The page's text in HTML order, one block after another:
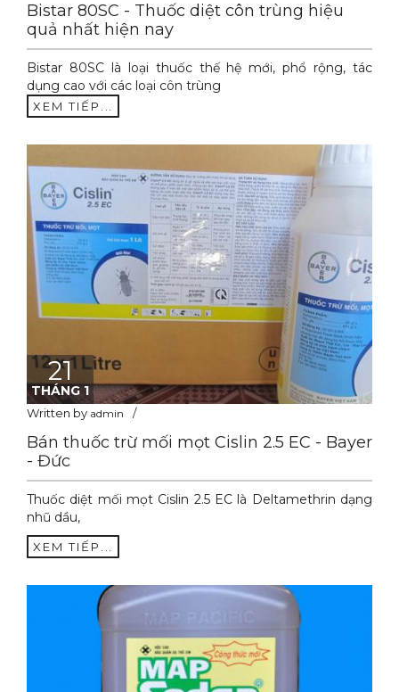
Bistar 80SC - Thuốc diệt côn trùng hiệu
quả nhất hiện nay
Bistar 80SC là loại thuốc thế hệ mới, phổ rộng, tác
dụng cao với các loại côn trùng
XEM TIẾP...
21
THÁNG 1
Written by admin
Bán thuốc trừ mối mọt Cislin 2.5 EC - Bayer
- Đức
Thuốc diệt mối mọt Cislin 2.5 EC là Deltamethrin dạng
nhũ dầu,
XEM TIẾP...